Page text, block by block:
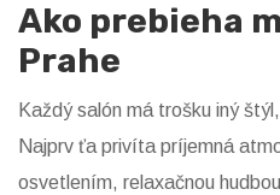
Ako prebieha
Prahe
Každý salón má trošku iný
Najprv ťa privíta príjemná
osvetlením, relaxačnou